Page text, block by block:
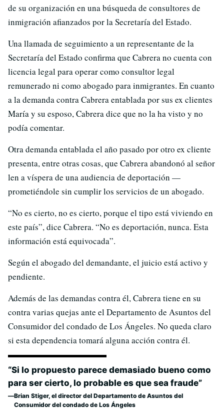
de su organización en una búsqueda de consultores de
inmigración afianzados por la Secretaría del Estado.
Una llamada de seguimiento a un representante de la
Secretaría del Estado confirma que Cabrera no cuenta con
licencia legal para operar como consultor legal
remunerado ni como abogado para inmigrantes. En cuanto
a la demanda contra Cabrera entablada por sus ex clientes
María y su esposo, Cabrera dice que no la ha visto y no
podía comentar.
Otra demanda entablada el año pasado por otro ex cliente
presenta, entre otras cosas, que Cabrera abandonó al señor
len a víspera de una audiencia de deportación —
prometiéndole sin cumplir los servicios de un abogado.
“No es cierto, no es cierto, porque el tipo está viviendo en
este país”, dice Cabrera. “No es deportación, nunca. Esta
información está equivocada”.
Según el abogado del demandante, el juicio está activo y
pendiente.
Además de las demandas contra él, Cabrera tiene en su
contra varias quejas ante el Departamento de Asuntos del
Consumidor del condado de Los Ángeles. No queda claro
si esta dependencia tomará alguna acción contra él.
“Si lo propuesto parece demasiado bueno como
para ser cierto, lo probable es que sea fraude”
Brian Stiger, el director del Departamento de Asuntos del
Consumidor del condado de Los Ángeles